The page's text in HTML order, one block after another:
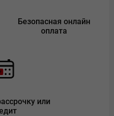
Безопасная онлайн
оплата
или